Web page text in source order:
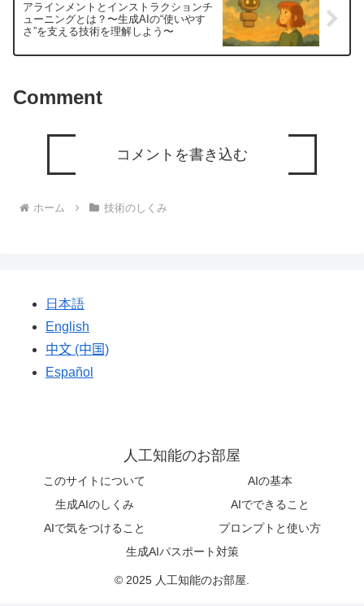
アラインメントとインストラクションチ
ューニングとは？〜生成AIの“使いやす
さ”を支える技術を理解しよう〜
Comment
コメントを書き込む
ホーム 技術のしくみ
日本語
English
中文 (中国)
Español
人工知能のお部屋
このサイトについて
AIの基本
生成AIのしくみ
AIでできること
AIで気をつけること
プロンプトと使い方
生成AIパスポート対策
© 2025 人工知能のお部屋.